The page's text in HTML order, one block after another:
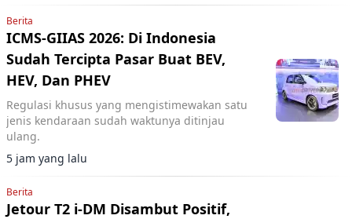
Berita
ICMS-GIIAS 2026: Di Indonesia
Sudah Tercipta Pasar Buat BEV,
HEV, Dan PHEV
Regulasi khusus yang mengistimewakan satu
jenis kendaraan sudah waktunya ditinjau
ulang.
5 jam yang lalu
Berita
Jetour T2 i-DM Disambut Positif,